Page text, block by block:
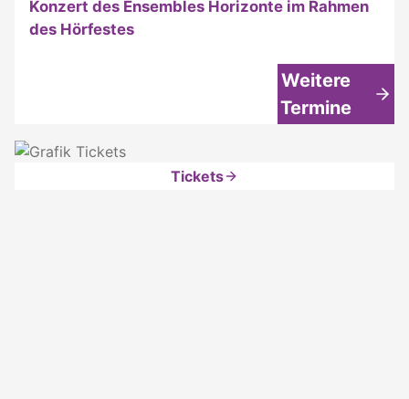
Konzert des Ensembles Horizonte im Rahmen
des Hörfestes
Weitere
Termine
Tickets